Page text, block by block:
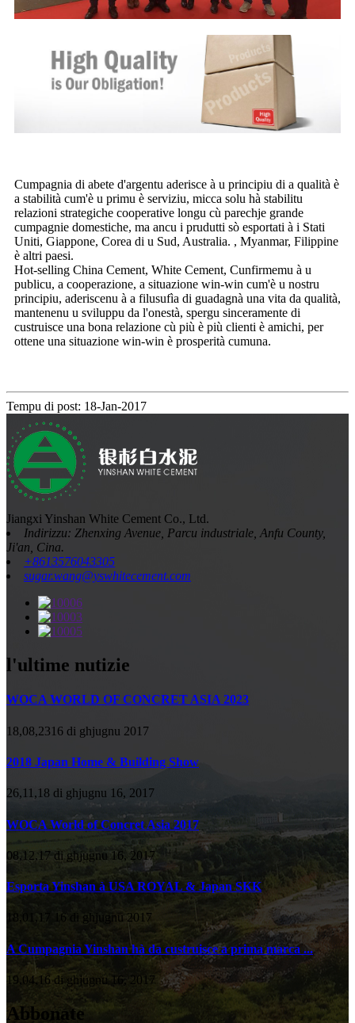
Cumpagnia di abete d'argentu aderisce à u principiu di a qualità è
a stabilità cum'è u primu è serviziu, micca solu hà stabilitu
relazioni strategiche cooperative longu cù parechje grande
cumpagnie domestiche, ma ancu i prudutti sò esportati à i Stati
Uniti, Giappone, Corea di u Sud, Australia. , Myanmar, Filippine
è altri paesi.
Hot-selling China Cement, White Cement, Cunfirmemu à u
publicu, a cooperazione, a situazione win-win cum'è u nostru
principiu, aderiscenu à a filusufìa di guadagnà una vita da qualità,
mantenenu u sviluppu da l'onestà, spergu sinceramente di
custruisce una bona relazione cù più è più clienti è amichi, per
ottene una situazione win-win è prosperità cumuna.
Tempu di post: 18-Jan-2017
Jiangxi Yinshan White Cement Co., Ltd.
Indirizzu: Zhenxing Avenue, Parcu industriale, Anfu County,
Ji'an, Cina.
+8613576043305
sugar.wang@yswhitecement.com
l'ultime nutizie
WOCA WORLD OF CONCRET ASIA 2023
18,08,2316 di ghjugnu 2017
2018 Japan Home & Building Show
26,11,18 di ghjugnu 16, 2017
WOCA World of Concret Asia 2017
08,12,17 di ghjugnu 16, 2017
Esporta Yinshan à USA ROYAL & Japan SKK
18,01,17 16 di ghjugnu 2017
A Cumpagnia Yinshan hà da custruisce a prima marca ...
19,04,16 di ghjugnu 16, 2017
Abbonate